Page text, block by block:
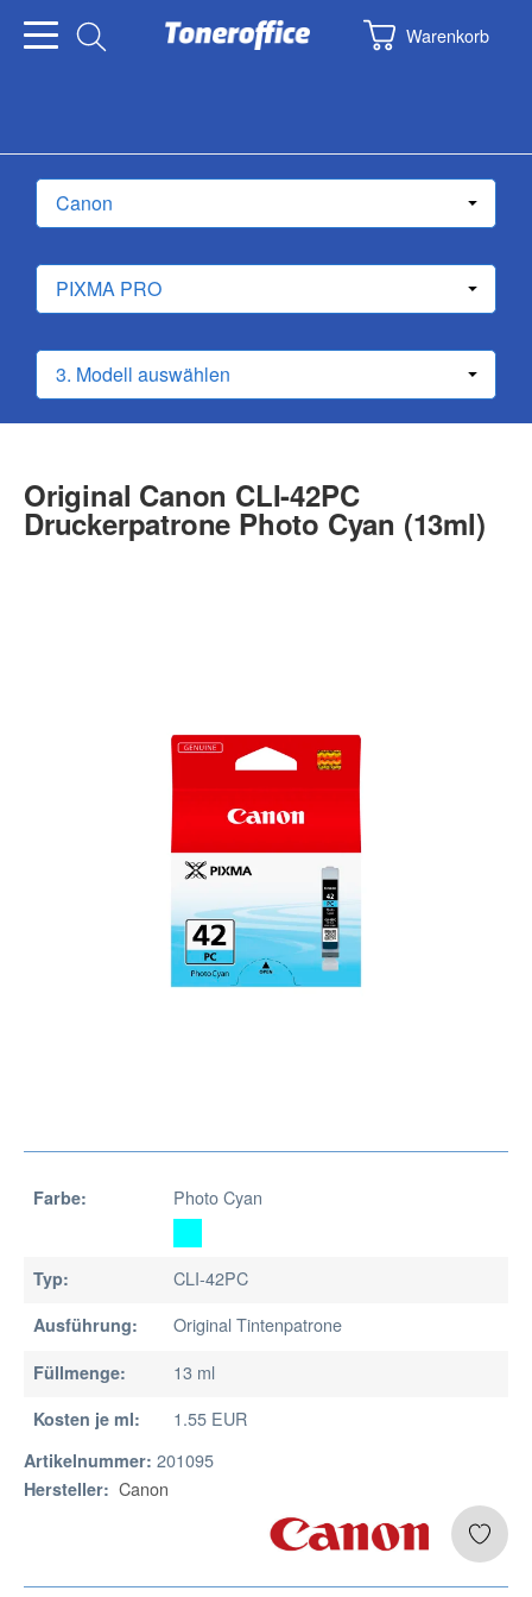
Warenkorb
Original Canon CLI-42PC
Druckerpatrone Photo Cyan (13ml)
Farbe: Photo Cyan
Typ: CLI-42PC
Ausführung: Original Tintenpatrone
Füllmenge: 13 ml
Kosten je ml: 1.55 EUR
Artikelnummer: 201095
Hersteller: Canon